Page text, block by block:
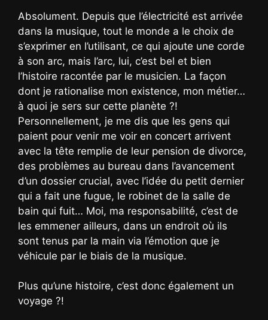
Absolument. Depuis que l’électricité est arrivée
dans la musique, tout le monde a le choix de
s’exprimer en l’utilisant, ce qui ajoute une corde
à son arc, mais l’arc, lui, c’est bel et bien
l’histoire racontée par le musicien. La façon
dont je rationalise mon existence, mon métier…
à quoi je sers sur cette planète ?!
Personnellement, je me dis que les gens qui
paient pour venir me voir en concert arrivent
avec la tête remplie de leur pension de divorce,
des problèmes au bureau dans l’avancement
d’un dossier crucial, avec l’idée du petit dernier
qui a fait une fugue, le robinet de la salle de
bain qui fuit… Moi, ma responsabilité, c’est de
les emmener ailleurs, dans un endroit où ils
sont tenus par la main via l’émotion que je
véhicule par le biais de la musique.
Plus qu’une histoire, c’est donc également un
voyage ?!